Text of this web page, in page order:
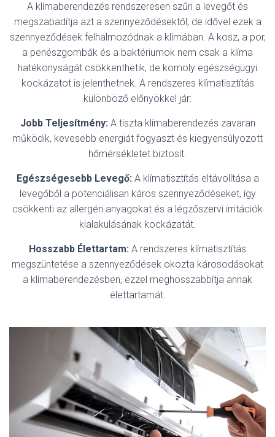
A klímaberendezés rendszeresen szűri a levegőt és
megszabadítja azt a szennyeződésektől, de idővel ezek a
szennyeződések felhalmozódnak a klímában. A kosz, a por,
a penészgombák és a baktériumok nem csak a klíma
hatékonyságát csökkenthetik, de komoly egészségügyi
kockázatot is jelenthetnek. A rendszeres klímatisztítás
különböző előnyökkel jár:
Jobb Teljesítmény: A tiszta klímaberendezés zavaran
működik, kevesebb energiát fogyaszt és kiegyensúlyozott
hőmérsékletet biztosít.
Egészségesebb Levegő: A klímatisztítás eltávolítása a
levegőből a potenciálisan káros szennyeződéseket, így
csökkenti az allergén anyagokat és a légzőszervi irritációk
kialakulásának kockázatát.
Hosszabb Élettartam: A rendszeres klímatisztítás
megszüntetése a szennyeződések okozta károsodásokat
a klímaberendezésben, ezzel meghosszabbítja annak
élettartamát.